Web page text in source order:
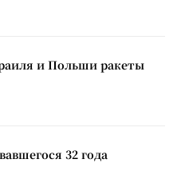
и Польши ракеты
32 года